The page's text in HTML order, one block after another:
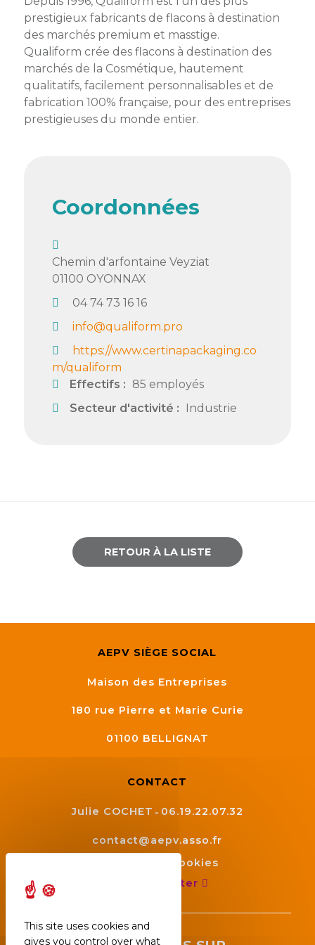
Ateliers
Club
de
managers
intermédiaires
Defi
sportif
entreprises
l’industrie
et
Actualité
des
membres
Kit
de
l’adhérent
Dispositifs
partenaires
Offres
privilèges
privilège
CONTACT
prestigieux fabricants de flacons à destination
des marchés premium et masstige.
Qualiform crée des flacons à destination des
marchés de la Cosmétique, hautement
qualitatifs, facilement personnalisables et de
fabrication 100% française, pour des entreprises
prestigieuses du monde entier.
Coordonnées
Chemin d'arfontaine Veyziat
01100 OYONNAX
04 74 73 16 16
info@qualiform.pro
https://www.certinapackaging.co
m/qualiform
Effectifs : 85 employés
Secteur d'activité : Industrie
RETOUR À LA LISTE
AEPV SIÈGE SOCIAL
Maison des Entreprises
180 rue Pierre et Marie Curie
01100 BELLIGNAT
CONTACT
Julie COCHET 06.19.22.07.32
contact@aepv.asso.fr
Gestion des cookies
Nous contacter
This site uses cookies and
gives you control over what